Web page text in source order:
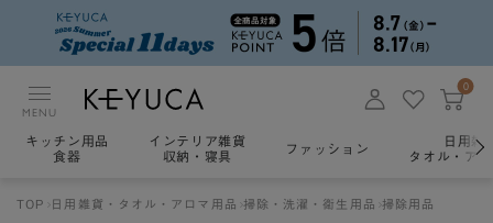
MENU
0
キッチン用品
食器
インテリア雑貨
収納・寝具
ファッション
日用雑
タオル・ア
TOP 日用雑貨・タオル・アロマ用品 掃除・洗濯・衛生用品 掃除用品